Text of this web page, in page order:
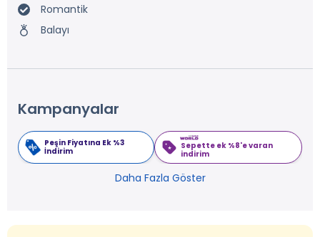
Romantik
Balayı
Kampanyalar
Peşin Fiyatına Ek %3
İndirim
Sepette ek %8'e varan
indirim
Daha Fazla Göster